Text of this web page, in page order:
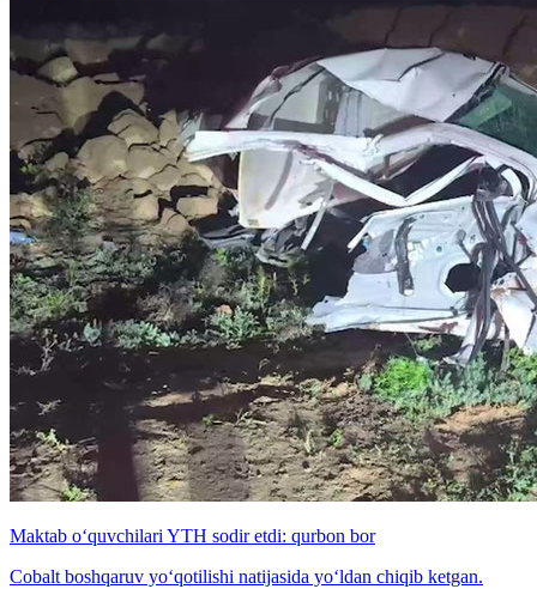
Maktab o‘quvchilari YTH sodir etdi: qurbon bor
Cobalt boshqaruv yo‘qotilishi natijasida yo‘ldan chiqib ketgan.